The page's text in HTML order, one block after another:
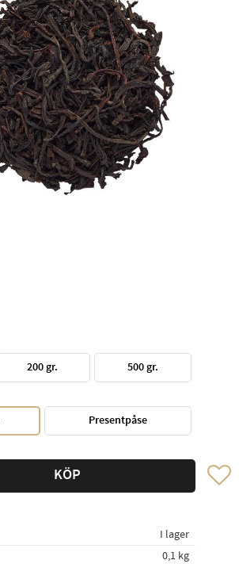
200 gr. 500 gr.
Presentpåse
KÖP Lägg
I lager
0,1 kg